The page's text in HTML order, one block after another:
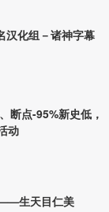
汉化组－诸神字幕
断点-95%新史低，
动
生天目仁美